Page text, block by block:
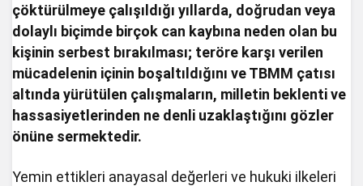
çöktürülmeye çalışıldığı yıllarda, doğrudan veya
dolaylı biçimde birçok can kaybına neden olan bu
kişinin serbest bırakılması; teröre karşı verilen
mücadelenin içinin boşaltıldığını ve TBMM çatısı
altında yürütülen çalışmaların, milletin beklenti ve
hassasiyetlerinden ne denli uzaklaştığını gözler
önüne sermektedir.
Yemin ettikleri anayasal değerleri ve hukuki ilkeleri